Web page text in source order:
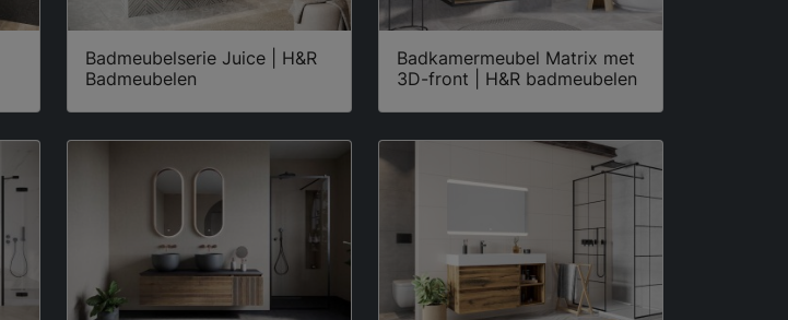
Badmeubelserie Juice | H&R
Badmeubelen
Badkamermeubel Matrix met
3D-front | H&R badmeubelen